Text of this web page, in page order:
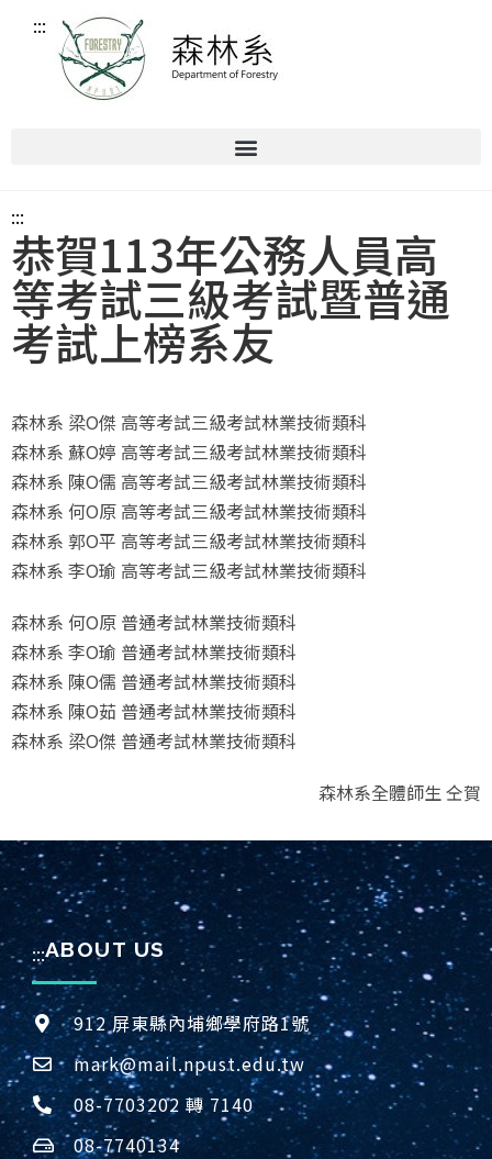
:::
:::
恭賀113年公務人員高
等考試三級考試暨普通
考試上榜系友
森林系 梁O傑 高等考試三級考試林業技術類科
森林系 蘇O婷 高等考試三級考試林業技術類科
森林系 陳O儒 高等考試三級考試林業技術類科
森林系 何O原 高等考試三級考試林業技術類科
森林系 郭O平 高等考試三級考試林業技術類科
森林系 李O瑜 高等考試三級考試林業技術類科
森林系 何O原 普通考試林業技術類科
森林系 李O瑜 普通考試林業技術類科
森林系 陳O儒 普通考試林業技術類科
森林系 陳O茹 普通考試林業技術類科
森林系 梁O傑 普通考試林業技術類科
森林系全體師生 仝賀
:::ABOUT US
912 屏東縣內埔鄉學府路1號
mark@mail.npust.edu.tw
08-7703202 轉 7140
08-7740134